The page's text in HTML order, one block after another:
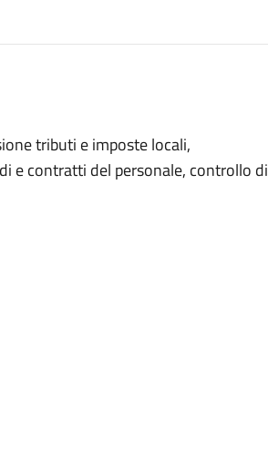
tributi e imposte locali,
e contratti del personale, controllo di